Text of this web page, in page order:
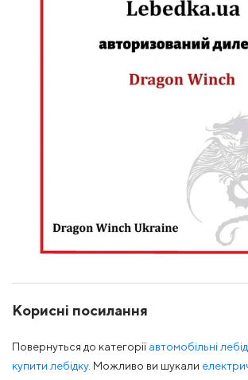
Корисні посилання
Повернуться до категоріїавтомобільні
купити лебідку. Можливо ви шукали